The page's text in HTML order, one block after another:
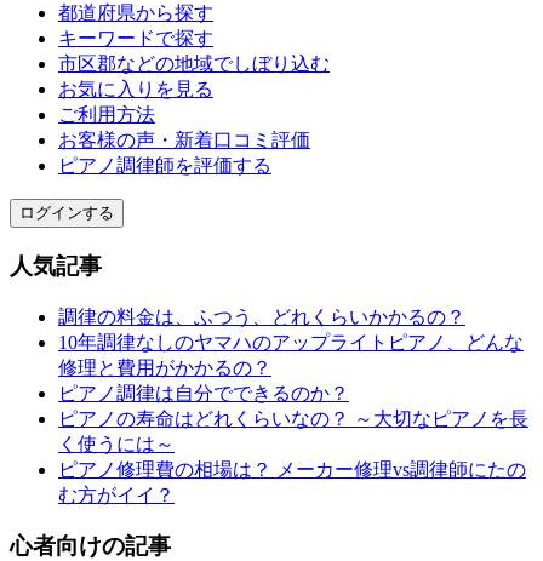
都道府県から探す
キーワードで探す
市区郡などの地域でしぼり込む
お気に入りを見る
ご利用方法
お客様の声・新着口コミ評価
ピアノ調律師を評価する
ログインする
人気記事
調律の料金は、ふつう、どれくらいかかるの？
10年調律なしのヤマハのアップライトピアノ、どんな
修理と費用がかかるの？
ピアノ調律は自分でできるのか？
ピアノの寿命はどれくらいなの？ ～大切なピアノを長
く使うには～
ピアノ修理費の相場は？ メーカー修理vs調律師にたの
む方がイイ？
心者向けの記事